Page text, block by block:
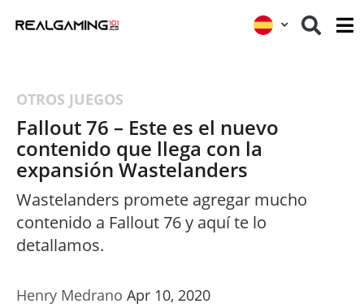
OTROS JUEGOS
Fallout 76 – Este es el nuevo
contenido que llega con la
expansión Wastelanders
Wastelanders promete agregar mucho
contenido a Fallout 76 y aquí te lo
detallamos.
Henry Medrano Apr 10, 2020